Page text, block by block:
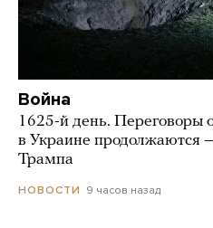
Война
1625-й день. Переговоры
в Украине продолжаются
Трампа
НОВОСТИ 9 часов назад